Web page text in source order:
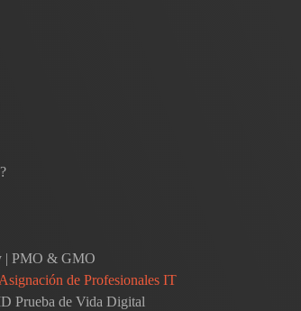
| PMO & GMO
de Profesionales IT
Prueba de Vida Digital